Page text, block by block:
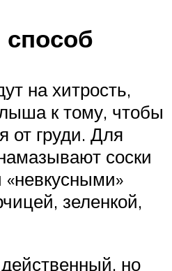
на хитрость,
к тому, чтобы
от груди. Для
соски
зеленкой,
но